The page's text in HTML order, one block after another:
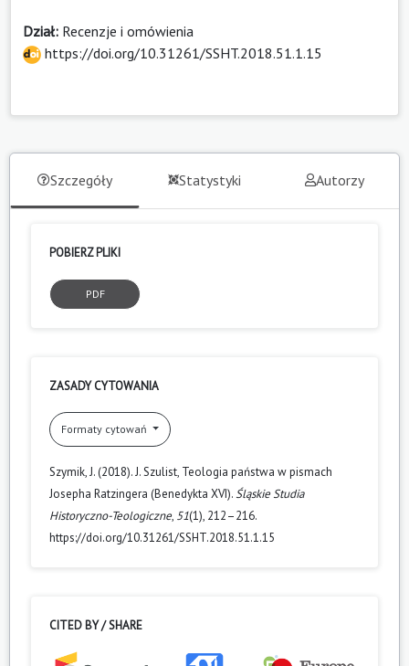
Dział: Recenzje i omówienia
https://doi.org/10.31261/SSHT.2018.51.1.15
Szczegóły Statystyki Autorzy
POBIERZ PLIKI
PDF
ZASADY CYTOWANIA
Formaty cytowań
Szymik, J. (2018). J. Szulist, Teologia państwa w pismach
Josepha Ratzingera (Benedykta XVI).Śląskie Studia
Historyczno-Teologiczne, 51(1), 212–216.
https://doi.org/10.31261/SSHT.2018.51.1.15
CITED BY / SHARE